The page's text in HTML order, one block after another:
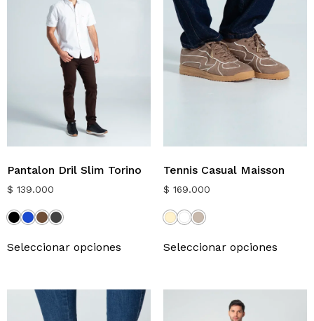
Pantalon Dril Slim Torino
$ 139.000
Seleccionar opciones
Tennis Casual Maisson
$ 169.000
Seleccionar opciones